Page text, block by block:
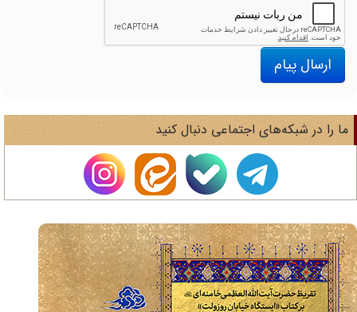
ارسال پیام
را در شبکه‌های اجتماعی دنبال کنید